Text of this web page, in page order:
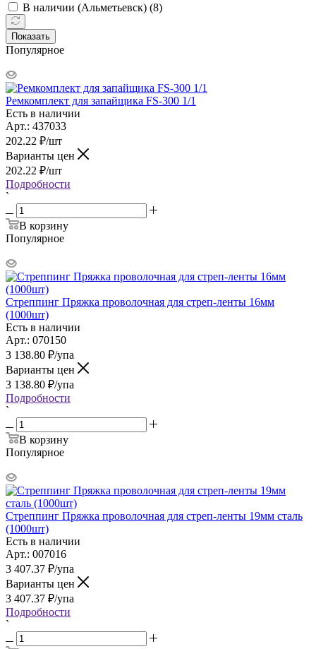
В наличии (Альметьевск) (8)
Показать
Популярное
Ремкомплект для запайщика FS-300 1/1
Есть в наличии
Арт.: 437033
202.22 ₽/шт
Варианты цен
202.22 ₽/шт
Подробности
`
В корзину
Популярное
Стреппинг Пряжка проволочная для стреп-ленты 16мм
(1000шт)
Есть в наличии
Арт.: 070150
3 138.80 ₽/упа
Варианты цен
3 138.80 ₽/упа
Подробности
`
В корзину
Популярное
Стреппинг Пряжка проволочная для стреп-ленты 19мм сталь
(1000шт)
Есть в наличии
Арт.: 007016
3 407.37 ₽/упа
Варианты цен
3 407.37 ₽/упа
Подробности
`